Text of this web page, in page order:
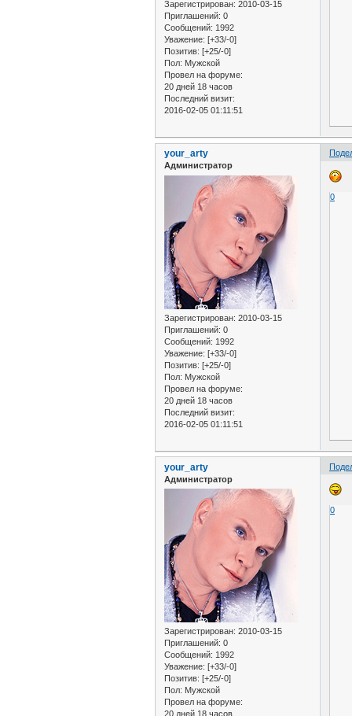
Зарегистрирован: 2010-03-15
Приглашений: 0
Сообщений: 1992
Уважение: [+33/-0]
Позитив: [+25/-0]
Пол: Мужской
Провел на форуме:
20 дней 18 часов
Последний визит:
2016-02-05 01:11:51
your_arty
Администратор
Зарегистрирован: 2010-03-15
Приглашений: 0
Сообщений: 1992
Уважение: [+33/-0]
Позитив: [+25/-0]
Пол: Мужской
Провел на форуме:
20 дней 18 часов
Последний визит:
2016-02-05 01:11:51
0
your_arty
Администратор
Зарегистрирован: 2010-03-15
Приглашений: 0
Сообщений: 1992
Уважение: [+33/-0]
Позитив: [+25/-0]
Пол: Мужской
Провел на форуме:
20 дней 18 часов
0